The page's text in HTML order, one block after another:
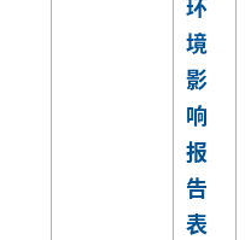
境
影
响
报
告
表